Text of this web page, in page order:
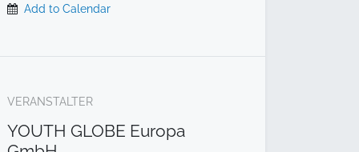
Add to Calendar
VERANSTALTER
YOUTH GLOBE Europa